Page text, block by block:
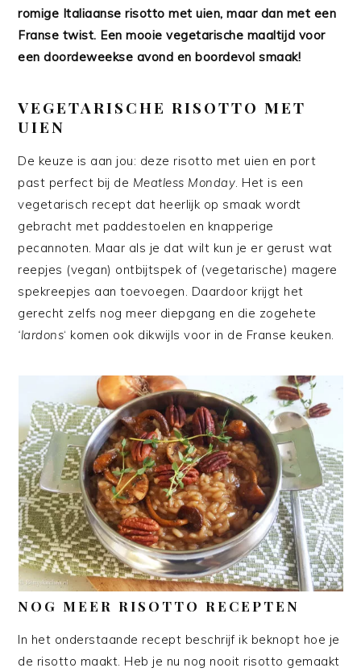
romige Italiaanse risotto met uien, maar dan met een
Franse twist. Een mooie vegetarische maaltijd voor
een doordeweekse avond en boordevol smaak!
VEGETARISCHE RISOTTO MET
UIEN
De keuze is aan jou: deze risotto met uien en port
past perfect bij de Meatless Monday. Het is een
vegetarisch recept dat heerlijk op smaak wordt
gebracht met paddestoelen en knapperige
pecannoten. Maar als je dat wilt kun je er gerust wat
reepjes (vegan) ontbijtspek of (vegetarische) magere
spekreepjes aan toevoegen. Daardoor krijgt het
gerecht zelfs nog meer diepgang en die zogehete
‘lardons‘ komen ook dikwijls voor in de Franse keuken.
NOG MEER RISOTTO RECEPTEN
In het onderstaande recept beschrijf ik beknopt hoe je
de risotto maakt. Heb je nu nog nooit risotto gemaakt